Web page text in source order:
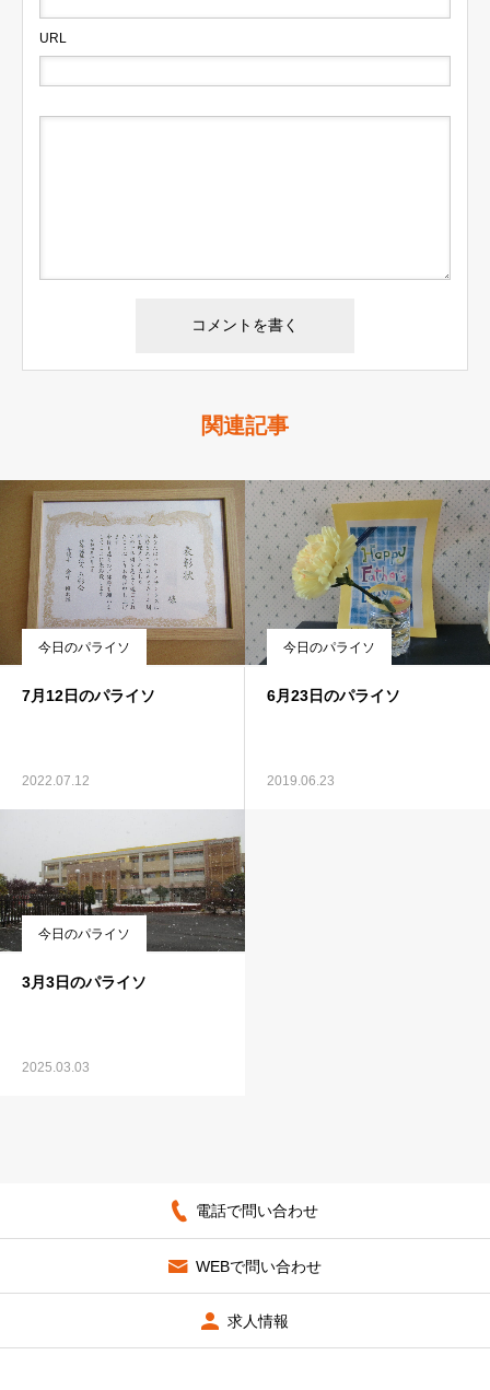
URL
関連記事
今日のパライソ
7月12日のパライソ
2022.07.12
今日のパライソ
6月23日のパライソ
2019.06.23
今日のパライソ
3月3日のパライソ
2025.03.03
電話で問い合わせ
WEBで問い合わせ
求人情報